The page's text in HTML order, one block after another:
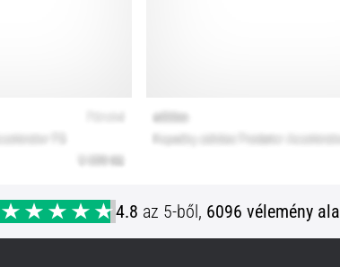
4.8 az 5-ből, 6096 vélemény